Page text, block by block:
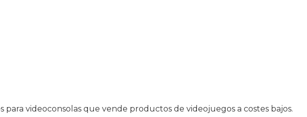
videoconsolas que vende productos de videojuegos a costes bajos.